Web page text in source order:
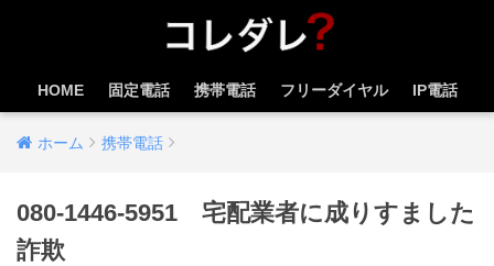
HOME 固定電話 携帯電話 フリーダイヤル IP電話
ホーム 携帯電話
080-1446-5951 宅配業者に成りすました
詐欺